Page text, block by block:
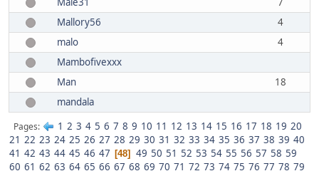
Mallory56
4
malo
4
Mambofivexxx
Man
18
mandala
Pages 1 2 3 4 5 6 7 8 9 10 11 12 13 14 15 16 17 18 19 20
21 22 23 24 25 26 27 28 29 30 31 32 33 34 35 36 37 38 39 40
41 42 43 44 45 46 47 48 49 50 51 52 53 54 55 56 57 58 59
60 61 62 63 64 65 66 67 68 69 70 71 72 73 74 75 76 77 78 79